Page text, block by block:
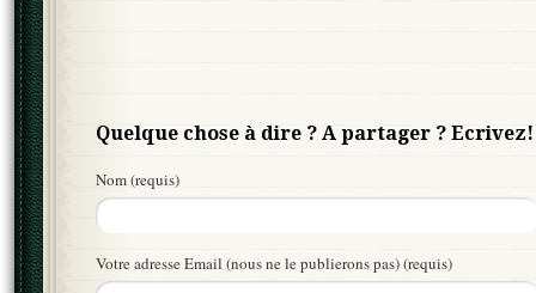
Quelque chose à dire ? A partager ? Ecrivez!
Nom (requis)
Votre adresse Email (nous ne le publierons pas) (requis)